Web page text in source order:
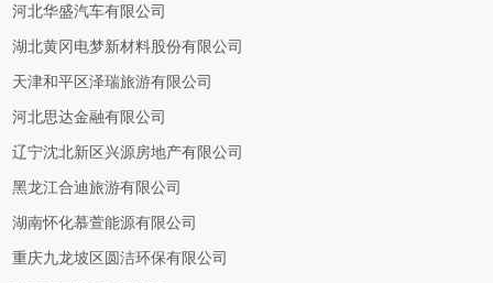
河北华盛汽车有限公司
湖北黄冈电梦新材料股份有限公司
天津和平区泽瑞旅游有限公司
河北思达金融有限公司
辽宁沈北新区兴源房地产有限公司
黑龙江合迪旅游有限公司
湖南怀化慕萱能源有限公司
重庆九龙坡区圆洁环保有限公司